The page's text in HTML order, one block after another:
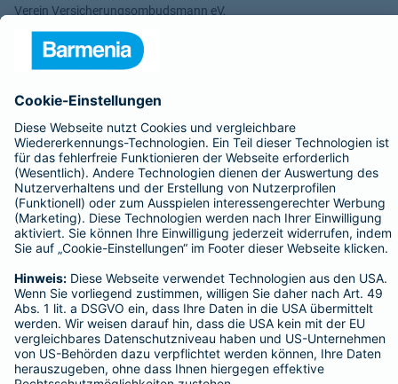
Verein Versicherungsombudsmann eV,
Postfach 080632, 10006 Berlin
Für private Krankenversicherungen:
Postfach 060222, 10052 Berlin
Impressum
Barmenia Versicherung Servicecenter Starnberg - Christian Berlin
Andechser Str. 33
82319 Starnberg
Tel. 08151 9732370
E-Mail christian.berlin@barmenia.de
Datenschutz Impressum/Rechtshinweise
Barrierefreiheit
Datenschutz-Einstellungen
Kundenbewertungen und Erfahrungen zu
Christian Berlin
100
%
SEHR GUT